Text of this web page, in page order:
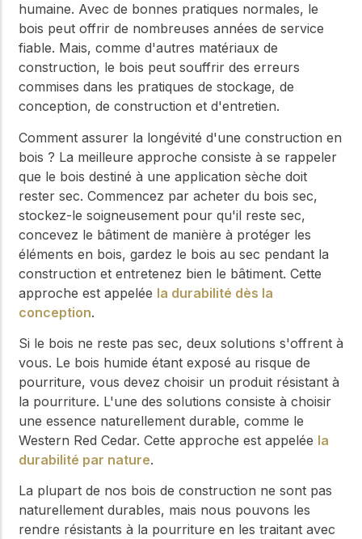
humaine. Avec de bonnes pratiques normales, le
bois peut offrir de nombreuses années de service
fiable. Mais, comme d'autres matériaux de
construction, le bois peut souffrir des erreurs
commises dans les pratiques de stockage, de
conception, de construction et d'entretien.
Comment assurer la longévité d'une construction en
bois ? La meilleure approche consiste à se rappeler
que le bois destiné à une application sèche doit
rester sec. Commencez par acheter du bois sec,
stockez-le soigneusement pour qu'il reste sec,
concevez le bâtiment de manière à protéger les
éléments en bois, gardez le bois au sec pendant la
construction et entretenez bien le bâtiment. Cette
approche est appelée la durabilité dès la
conception.
Si le bois ne reste pas sec, deux solutions s'offrent à
vous. Le bois humide étant exposé au risque de
pourriture, vous devez choisir un produit résistant à
la pourriture. L'une des solutions consiste à choisir
une essence naturellement durable, comme le
Western Red Cedar. Cette approche est appelée la
durabilité par nature.
La plupart de nos bois de construction ne sont pas
naturellement durables, mais nous pouvons les
rendre résistants à la pourriture en les traitant avec